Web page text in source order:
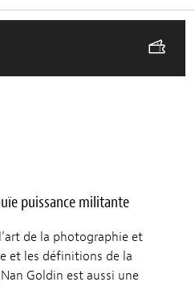
puissance militante
de la photographie et
et les définitions de la
Goldin est aussi une